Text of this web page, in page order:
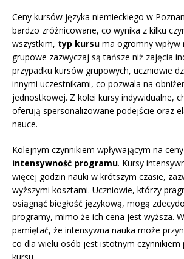
Ceny kursów języka niemieckiego w
bardzo zróżnicowane, co wynika z kilku
wszystkim, typ kursu ma ogromny wpływ
grupowe zazwyczaj są tańsze niż zajęcia
przypadku kursów grupowych, uczniowie
innymi uczestnikami, co pozwala na
jednostkowej. Z kolei kursy indywidualne,
oferują spersonalizowane podejście oraz
nauce.
Kolejnym czynnikiem wpływającym na
intensywność programu. Kursy
więcej godzin nauki w krótszym czasie,
wyższymi kosztami. Uczniowie, którzy
osiągnąć biegłość językową, mogą
programy, mimo że ich cena jest wyższa.
pamiętać, że intensywna nauka może
co dla wielu osób jest istotnym czynnikiem